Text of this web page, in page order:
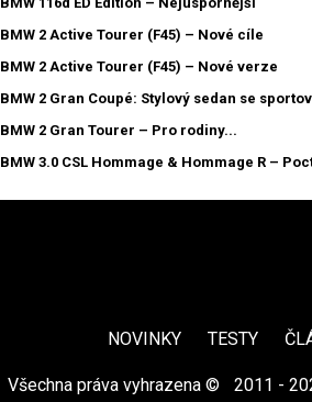
BMW 2 Active Tourer (F45) – Nové cíle
BMW 2 Active Tourer (F45) – Nové verze
BMW 2 Gran Coupé: Stylový sedan se
BMW 2 Gran Tourer – Pro rodiny...
BMW 3.0 CSL Hommage & Hommage R –
NOVINKY TESTY
Všechna práva vyhrazena © 2011 -